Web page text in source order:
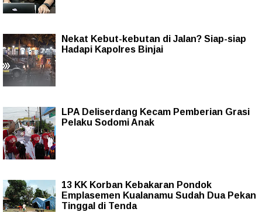
Nekat Kebut-kebutan di Jalan? Siap-siap
Hadapi Kapolres Binjai
LPA Deliserdang Kecam Pemberian Grasi
Pelaku Sodomi Anak
13 KK Korban Kebakaran Pondok
Emplasemen Kualanamu Sudah Dua Pekan
Tinggal di Tenda